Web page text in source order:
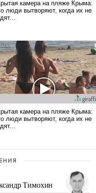
Тимохин